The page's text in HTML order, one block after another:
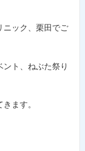
ニック、栗田でご
ト、ねぶた祭り
ます。